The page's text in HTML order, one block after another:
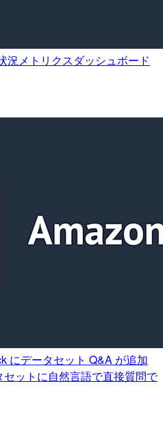
況メトリクスダッシュボード
にデータセット Q&A が追加
ットに自然言語で直接質問で